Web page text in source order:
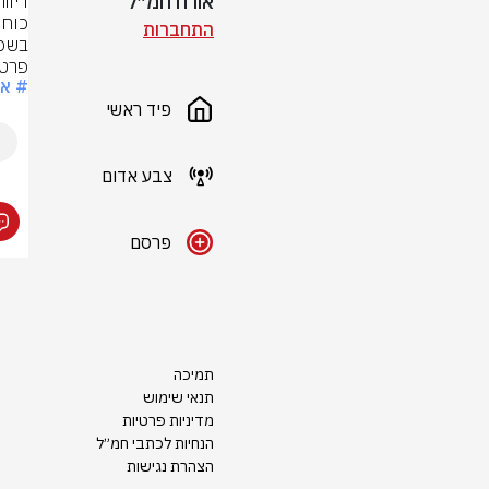
התחברות
פיד ראשי
צבע אדום
פרסם
תמיכה
תנאי שימוש
מדיניות פרטיות
הנחיות לכתבי חמ״ל
הצהרת נגישות
#